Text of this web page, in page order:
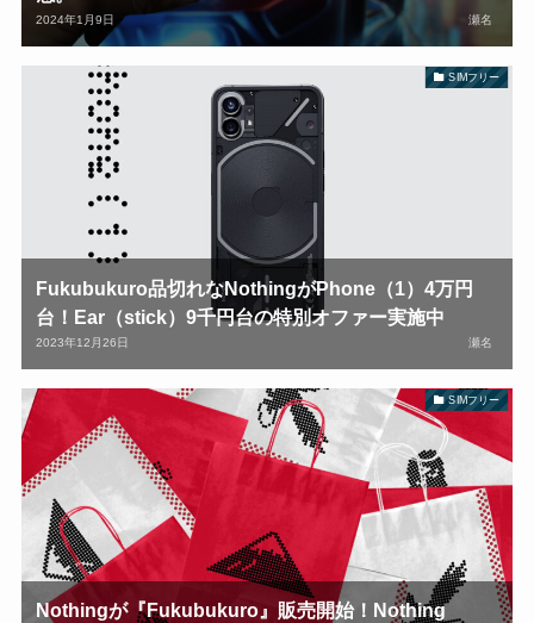
2024年1月9日 瀬名
SIMフリー
Fukubukuro品切れなNothingがPhone（1）4万円
台！Ear（stick）9千円台の特別オファー実施中
2023年12月26日 瀬名
SIMフリー
Nothingが『Fukubukuro』販売開始！Nothing